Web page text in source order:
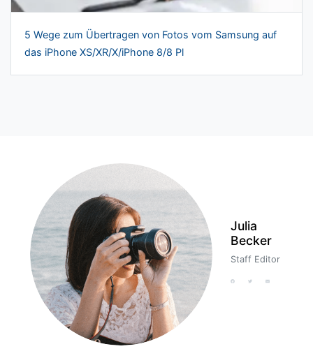
5 Wege zum Übertragen von Fotos vom Samsung auf
das iPhone XS/XR/X/iPhone 8/8 Pl
Julia
Becker
Staff Editor